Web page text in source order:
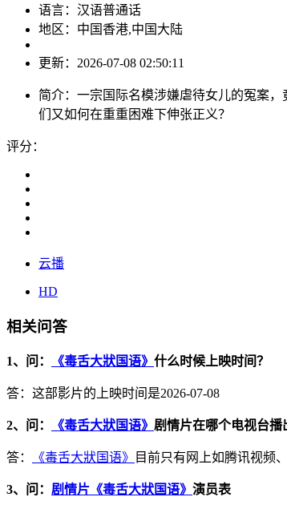
语言： 汉语普通话
地区： 中国香港,中国大陆
更新： 2026-07-08 02:50:11
简介： 一宗国际名模涉嫌虐待女儿的冤案
们又如何在重重困难下伸张正义？
评分：
云播
HD
相关问答
1、问： 《毒舌大狀国语》 什么时候上映时间？
答：这部影片的上映时间是2026-07-08
2、问： 《毒舌大狀国语》 剧情片在哪个电视台播
答： 《毒舌大狀国语》 目前只有网上如腾讯视频
3、问： 剧情片《毒舌大狀国语》 演员表